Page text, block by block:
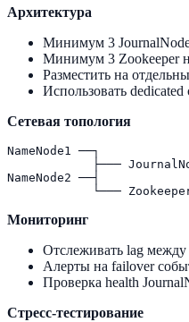
Архитектура
Минимум 3
Минимум 3 Zookeeper
Разместить на
Использовать dedicated
Сетевая топология
NameNode1 ──┐
├───
NameNode2 ──┤
Мониторинг
Отслеживать lag
Алерты на failover
Проверка health
Стресс-тестирование